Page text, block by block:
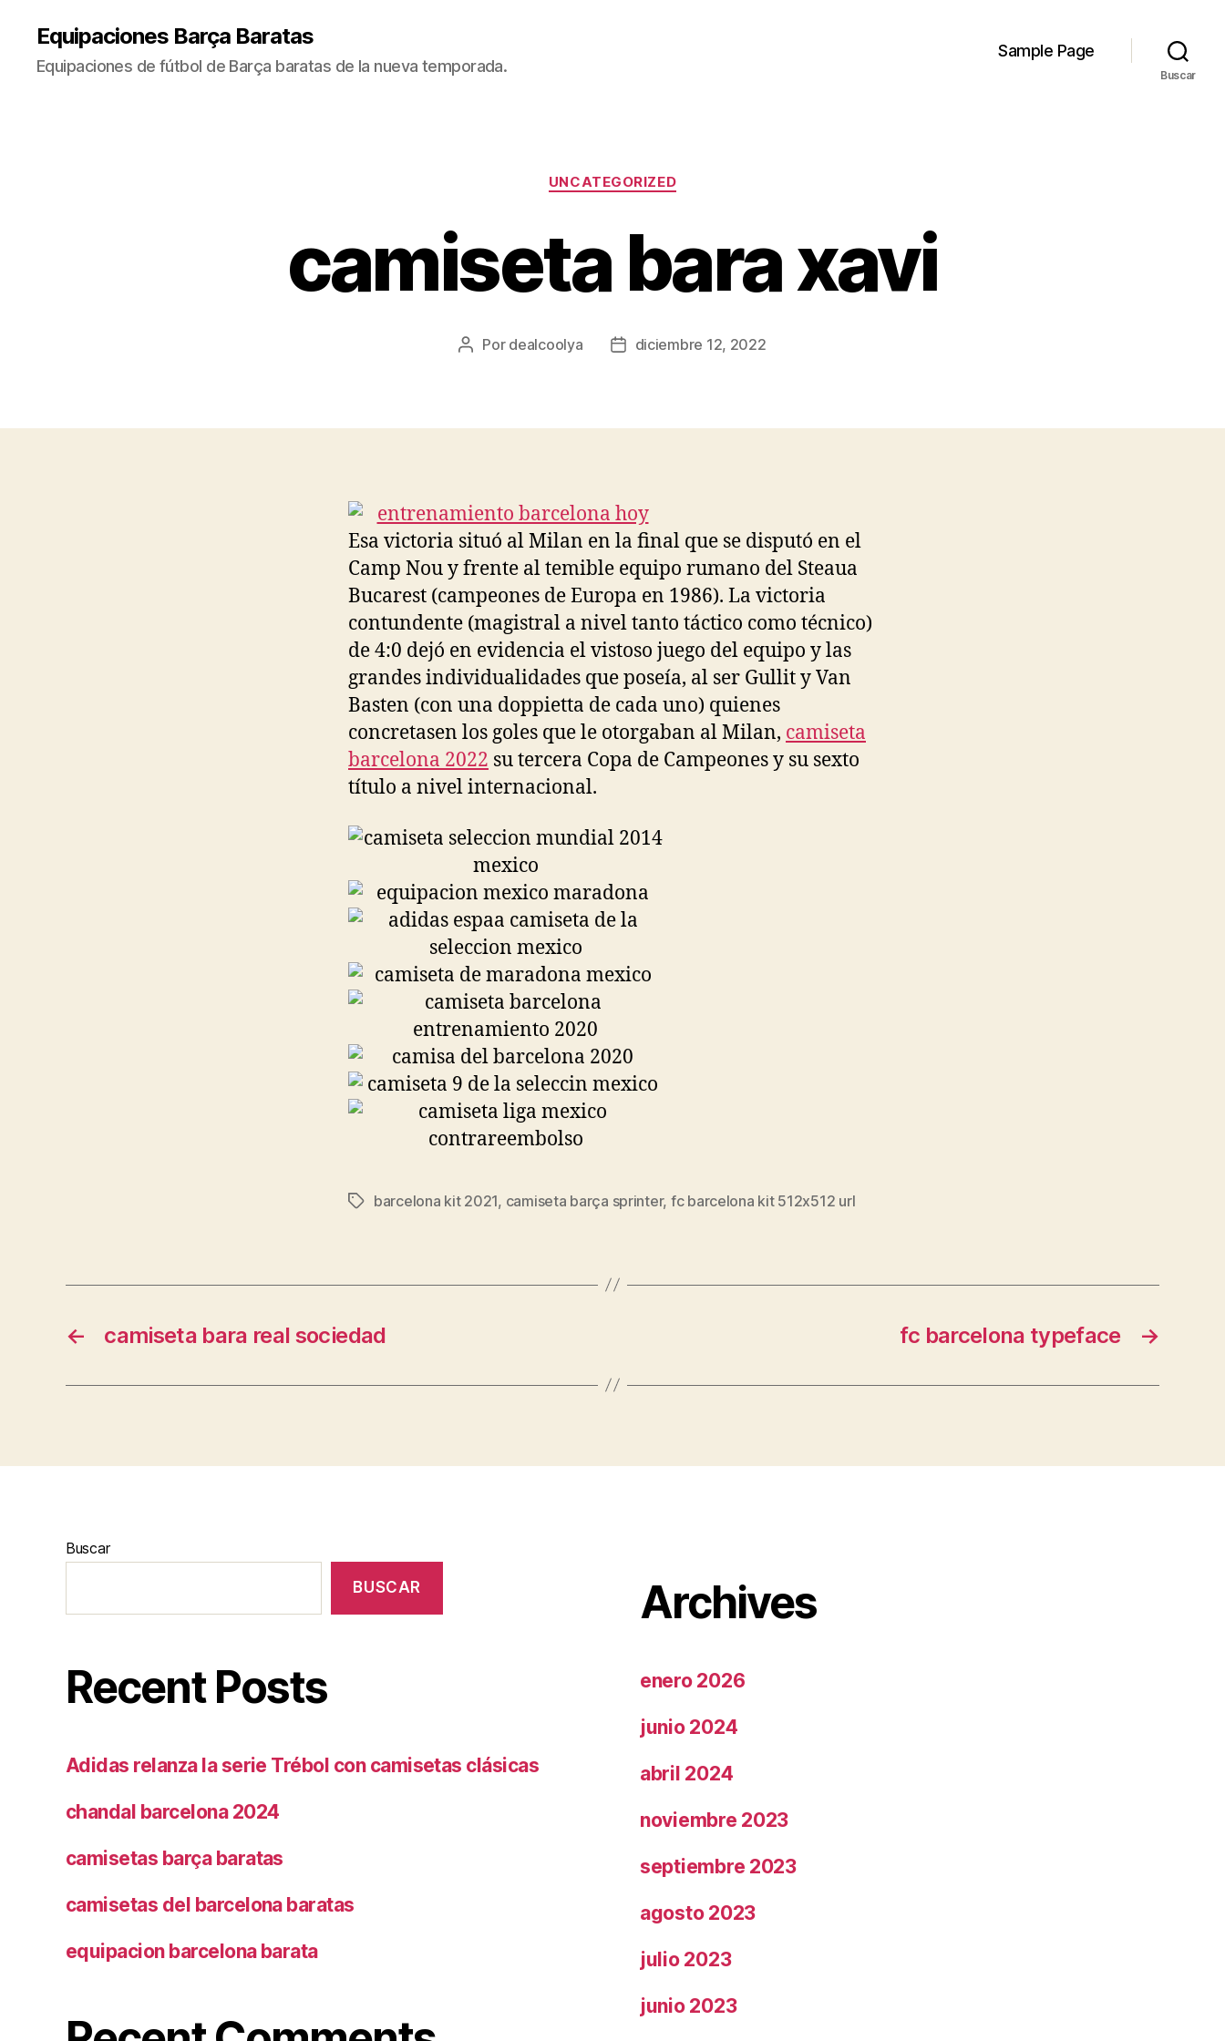
Equipaciones Barça Baratas
Equipaciones de fútbol de Barça baratas de la nueva temporada.
Sample Page
Buscar
Categorías
UNCATEGORIZED
camiseta bara xavi
Autor
Por dealcoolya
Fechadiciembre 12, 2022
Esa victoria situó al Milan en la final que se disputó en el
Camp Nou y frente al temible equipo rumano del Steaua
Bucarest (campeones de Europa en 1986). La victoria
contundente (magistral a nivel tanto táctico como técnico)
de 4:0 dejó en evidencia el vistoso juego del equipo y las
grandes individualidades que poseía, al ser Gullit y Van
Basten (con una doppietta de cada uno) quienes
concretasen los goles que le otorgaban al Milan, camiseta
barcelona 2022 su tercera Copa de Campeones y su sexto
título a nivel internacional.
Etiquetas
barcelona kit 2021, camiseta barça sprinter, fc barcelona kit 512x512 url
← camiseta bara real sociedad →
fc barcelona typeface
Buscar
BUSCAR
Recent Posts
Adidas relanza la serie Trébol con camisetas clásicas
chandal barcelona 2024
camisetas barça baratas
camisetas del barcelona baratas
equipacion barcelona barata
Archives
enero 2026
junio 2024
abril 2024
noviembre 2023
septiembre 2023
agosto 2023
julio 2023
junio 2023